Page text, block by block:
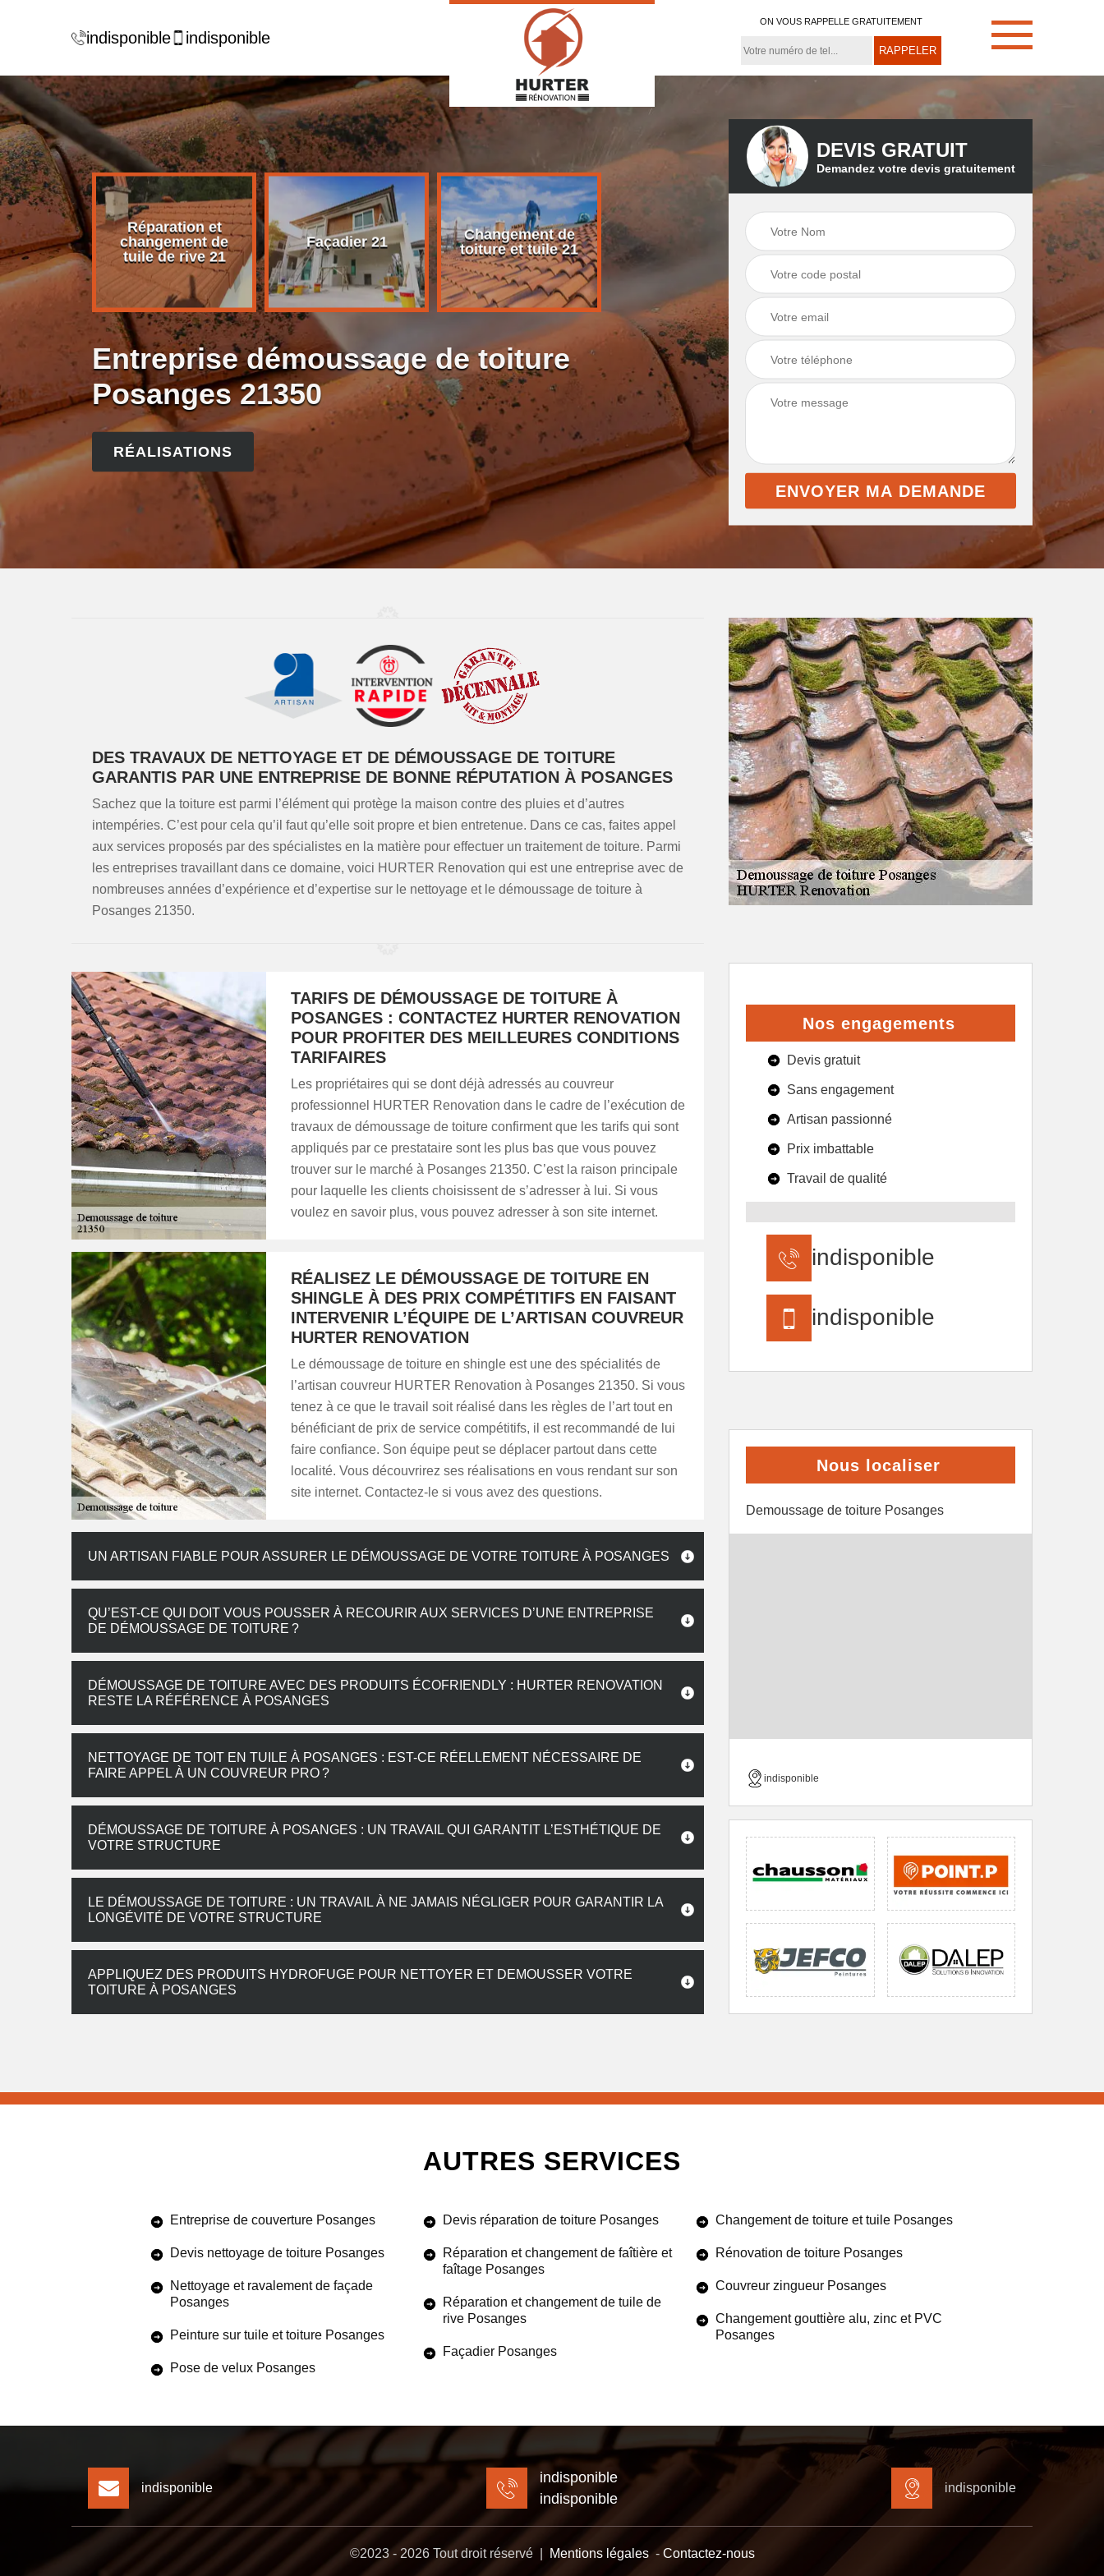
indisponible indisponible
ON VOUS RAPPELLE GRATUITEMENT
de
21
Réparation et
changement de
tuile de rive 21
Façadier 21
Changement de
toiture et tuile 21
Démoussage de
toiture 21
Couvreur zingueur
Entreprise démoussage de toiture
Posanges 21350
RÉALISATIONS
DEVIS GRATUIT
Demandez votre devis gratuitement
DES TRAVAUX DE NETTOYAGE ET DE DÉMOUSSAGE DE TOITURE
GARANTIS PAR UNE ENTREPRISE DE BONNE RÉPUTATION À POSANGES
Sachez que la toiture est parmi l’élément qui protège la maison contre des pluies et d’autres
intempéries. C’est pour cela qu’il faut qu’elle soit propre et bien entretenue. Dans ce cas, faites appel
aux services proposés par des spécialistes en la matière pour effectuer un traitement de toiture. Parmi
les entreprises travaillant dans ce domaine, voici HURTER Renovation qui est une entreprise avec de
nombreuses années d’expérience et d’expertise sur le nettoyage et le démoussage de toiture à
Posanges 21350.
TARIFS DE DÉMOUSSAGE DE TOITURE À
POSANGES : CONTACTEZ HURTER RENOVATION
POUR PROFITER DES MEILLEURES CONDITIONS
TARIFAIRES
Les propriétaires qui se dont déjà adressés au couvreur
professionnel HURTER Renovation dans le cadre de l’exécution de
travaux de démoussage de toiture confirment que les tarifs qui sont
appliqués par ce prestataire sont les plus bas que vous pouvez
trouver sur le marché à Posanges 21350. C’est la raison principale
pour laquelle les clients choisissent de s’adresser à lui. Si vous
voulez en savoir plus, vous pouvez adresser à son site internet.
RÉALISEZ LE DÉMOUSSAGE DE TOITURE EN
SHINGLE À DES PRIX COMPÉTITIFS EN FAISANT
INTERVENIR L’ÉQUIPE DE L’ARTISAN COUVREUR
HURTER RENOVATION
Le démoussage de toiture en shingle est une des spécialités de
l’artisan couvreur HURTER Renovation à Posanges 21350. Si vous
tenez à ce que le travail soit réalisé dans les règles de l’art tout en
bénéficiant de prix de service compétitifs, il est recommandé de lui
faire confiance. Son équipe peut se déplacer partout dans cette
localité. Vous découvrirez ses réalisations en vous rendant sur son
site internet. Contactez-le si vous avez des questions.
UN ARTISAN FIABLE POUR ASSURER LE DÉMOUSSAGE DE VOTRE TOITURE À POSANGES
QU’EST-CE QUI DOIT VOUS POUSSER À RECOURIR AUX SERVICES D’UNE ENTREPRISE
DE DÉMOUSSAGE DE TOITURE ?
DÉMOUSSAGE DE TOITURE AVEC DES PRODUITS ÉCOFRIENDLY : HURTER RENOVATION
RESTE LA RÉFÉRENCE À POSANGES
NETTOYAGE DE TOIT EN TUILE À POSANGES : EST-CE RÉELLEMENT NÉCESSAIRE DE
FAIRE APPEL À UN COUVREUR PRO ?
DÉMOUSSAGE DE TOITURE À POSANGES : UN TRAVAIL QUI GARANTIT L’ESTHÉTIQUE DE
VOTRE STRUCTURE
LE DÉMOUSSAGE DE TOITURE : UN TRAVAIL À NE JAMAIS NÉGLIGER POUR GARANTIR LA
LONGÉVITÉ DE VOTRE STRUCTURE
APPLIQUEZ DES PRODUITS HYDROFUGE POUR NETTOYER ET DEMOUSSER VOTRE
TOITURE À POSANGES
Nos engagements
Devis gratuit
Sans engagement
Artisan passionné
Prix imbattable
Travail de qualité
indisponible
indisponible
Nous localiser
Demoussage de toiture Posanges
indisponible
AUTRES SERVICES
Entreprise de couverture Posanges
Devis nettoyage de toiture Posanges
Nettoyage et ravalement de façade
Posanges
Peinture sur tuile et toiture Posanges
Pose de velux Posanges
Devis réparation de toiture Posanges
Réparation et changement de faîtière et
faîtage Posanges
Réparation et changement de tuile de
rive Posanges
Façadier Posanges
Changement de toiture et tuile Posanges
Rénovation de toiture Posanges
Couvreur zingueur Posanges
Changement gouttière alu, zinc et PVC
Posanges
indisponible
indisponible
indisponible
indisponible
©2023 - 2026 Tout droit réservé | Mentions légales- Contactez-nous